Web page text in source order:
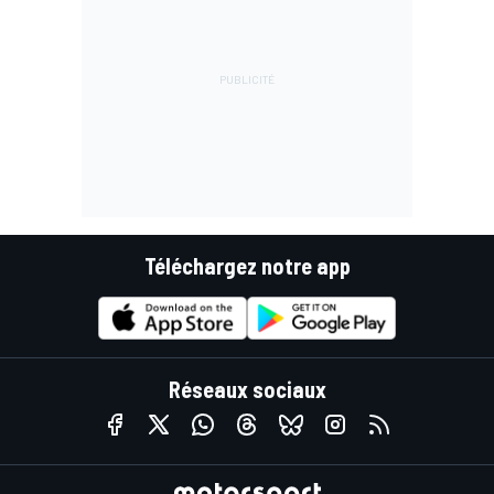
Téléchargez notre app
Réseaux sociaux